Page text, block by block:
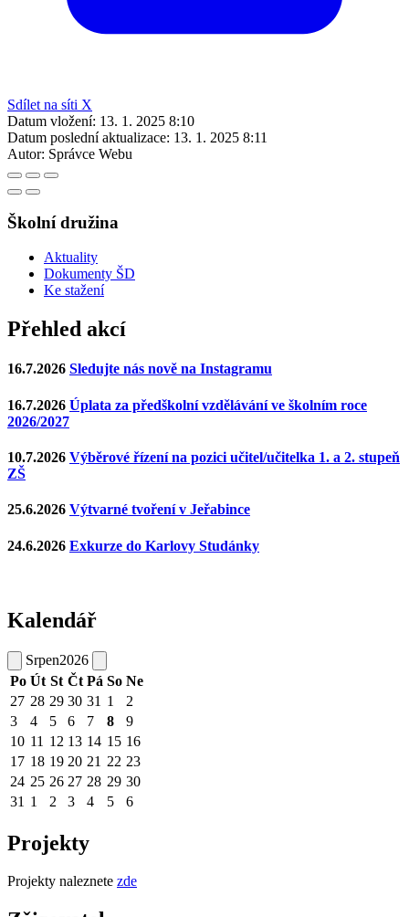
Sdílet na síti X
Datum vložení: 13. 1. 2025 8:10
Datum poslední aktualizace: 13. 1. 2025 8:11
Autor: Správce Webu
Školní družina
Aktuality
Dokumenty ŠD
Ke stažení
Přehled akcí
16.7.2026 Sledujte nás nově na Instagramu
16.7.2026 Úplata za předškolní vzdělávání ve školním roce
2026/2027
10.7.2026 Výběrové řízení na pozici učitel/učitelka 1. a 2. stupeň
ZŠ
25.6.2026 Výtvarné tvoření v Jeřabince
24.6.2026 Exkurze do Karlovy Studánky
Kalendář
Srpen2026
Po Út St Čt Pá So Ne
27 28 29 30 31 1
2
3
4 5 6 7 8
9
10 11 12 13 14 15 16
17 18 19 20 21 22 23
24 25 26 27 28 29 30
31 1 2 3 4 5 6
Projekty
Projekty naleznete zde